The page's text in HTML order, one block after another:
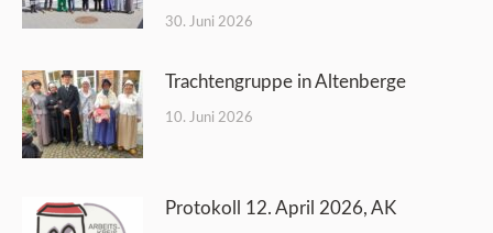
30. Juni 2026
Trachtengruppe in Altenberge
10. Juni 2026
Protokoll 12. April 2026, AK